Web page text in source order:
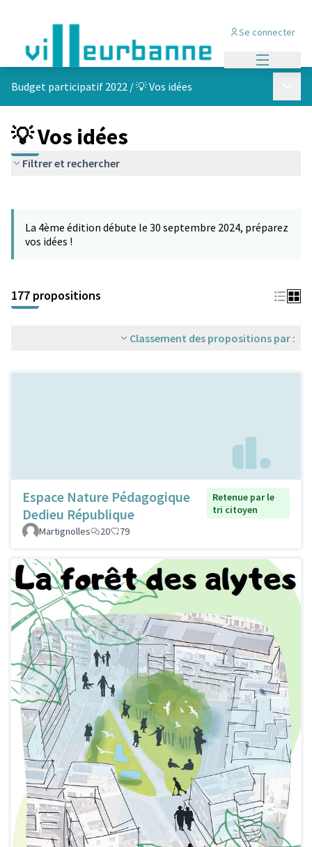
Se connecter
Budget participatif 2022 /💡 Vos idées
💡 Vos idées
Filtrer et rechercher
−
La 4ème édition débute le 30 septembre 2024, préparez
vos idées !
177 propositions
Classement des propositions par :
Espace Nature Pédagogique
Dedieu République
Retenue par le
tri citoyen
Martignolles
20 79